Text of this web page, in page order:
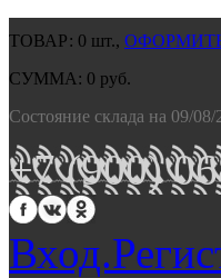
ТОВАР: 0 шт.,
СУММА: 0 руб.
Состояние склада на 09/08/
+7 (900)
Вход.